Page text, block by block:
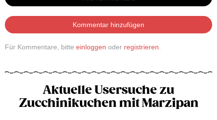
Kommentar hinzufügen
Für Kommentare, bitte einloggen oder registrieren
Aktuelle Usersuche zu
Zucchinikuchen mit Marzipan